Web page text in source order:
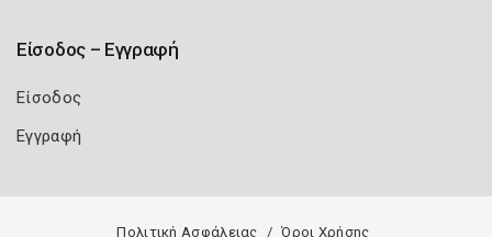
Είσοδος – Εγγραφή
Είσοδος
Εγγραφή
Πολιτική Ασφάλειας Όροι Χρήσης